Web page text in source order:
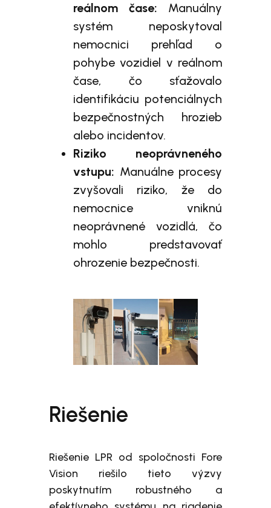
reálnom čase: Manuálny
systém neposkytoval
nemocnici prehľad o
pohybe vozidiel v reálnom
čase, čo sťažovalo
identifikáciu potenciálnych
bezpečnostných hrozieb
alebo incidentov.
Riziko neoprávneného
vstupu: Manuálne procesy
zvyšovali riziko, že do
nemocnice vniknú
neoprávnené vozidlá, čo
mohlo predstavovať
ohrozenie bezpečnosti.
Riešenie
Riešenie LPR od spoločnosti Fore
Vision riešilo tieto výzvy
poskytnutím robustného a